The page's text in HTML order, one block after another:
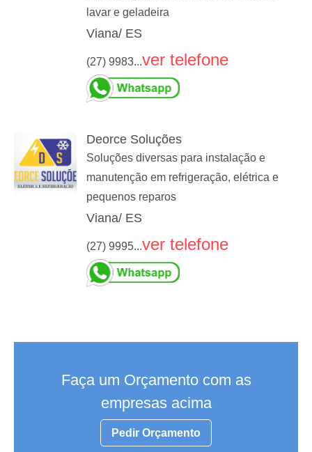
lavar e geladeira
Viana/ ES
(27) 9983...ver telefone
Deorce Soluções
Soluções diversas para instalação e
manutenção em refrigeração, elétrica e
pequenos reparos
Viana/ ES
(27) 9995...ver telefone
Faça um Orçamento com as
empresas acima
Pedir Orçamento